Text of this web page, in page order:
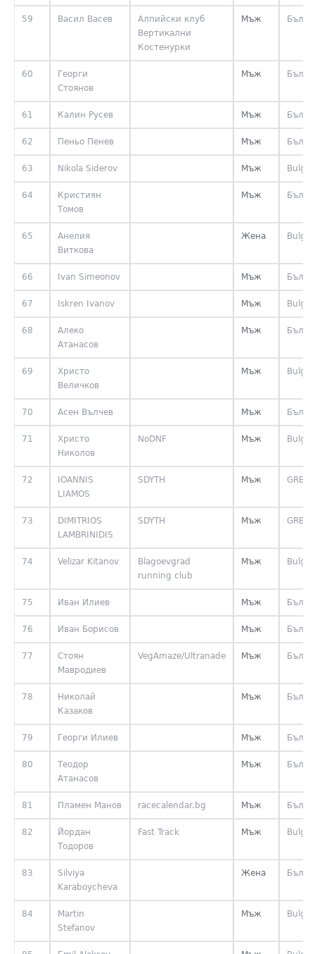
59 Васил Васев
Алпийски клуб
Вертикални
Костенурки
Мъж
60
Георги
Стоянов
Мъж
61 Калин Русев Мъж
62 Пеньо Пенев Мъж
63 Nikola Siderov Мъж
64
Кристиян
Томов
Мъж
65
Анелия
Виткова
Жена
66 Ivan Simeonov Мъж
67 Iskren Ivanov Мъж
68
Алеко
Атанасов
Мъж
69
Христо
Величков
Мъж
70 Асен Вълчев Мъж
71
Христо
Николов
NoDNF Мъж
72
IOANNIS
LIAMOS
SDYTH Мъж
73
DIMITRIOS
LAMBRINIDIS
SDYTH Мъж
74 Velizar Kitanov
Blagoevgrad
running club
Мъж
75 Иван Илиев Мъж
76 Иван Борисов Мъж
77
Стоян
Мавродиев
VegAmaze/Ultranade Мъж
78
Николай
Казаков
Мъж
79 Георги Илиев Мъж
80
Теодор
Атанасов
Мъж
81 Пламен Манов racecalendar.bg Мъж
82
Йордан
Тодоров
Fast Track Мъж
83
Silviya
Karaboycheva
Жена
84
Martin
Stefanov
Мъж